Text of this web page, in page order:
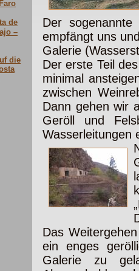
de
–
die
Der
empfängt uns
Galerie
Der erste Teil
minimal
zwischen
Dann gehen wir
Geröll und
Wasserleitungen
Das
ein enges
Galerie zu